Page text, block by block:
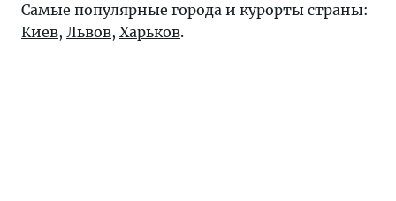
Самые популярные города и курорты страны:
Киев, Львов, Харьков.